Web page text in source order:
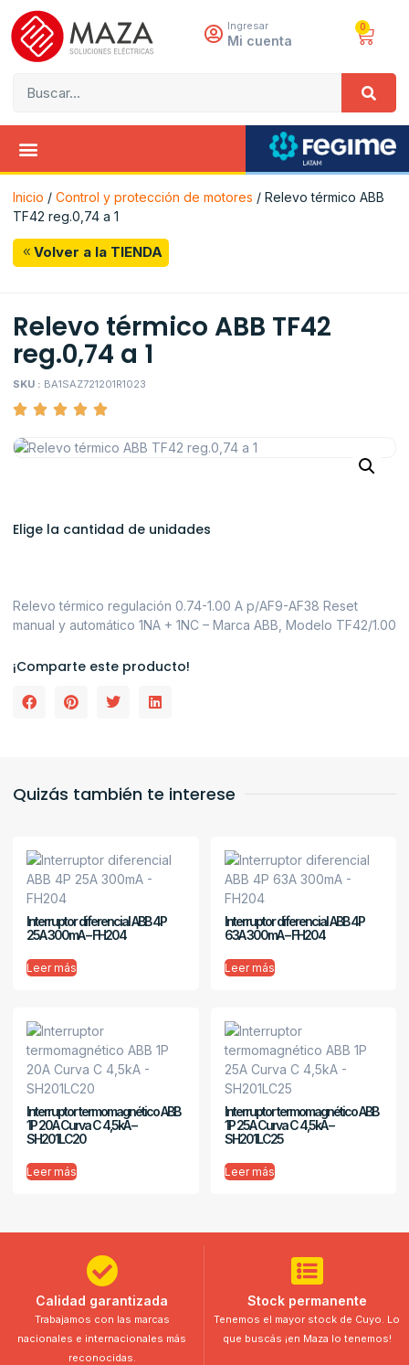
Ingresar
Mi cuenta
0
Inicio / Control y protección de motores / Relevo térmico ABB
TF42 reg.0,74 a 1
Volver a la TIENDA
Relevo térmico ABB TF42
reg.0,74 a 1
SKU : BA1SAZ721201R1023
Elige la cantidad de unidades
Relevo térmico regulación 0.74-1.00 A p/AF9-AF38 Reset
manual y automático 1NA + 1NC – Marca ABB, Modelo TF42/1.00
¡Comparte este producto!
Quizás también te interese
Interruptor diferencial ABB 4P
25A 300mA – FH204
Leer más
Interruptor diferencial ABB 4P
63A 300mA – FH204
Leer más
Interruptor termomagnético ABB
1P 20A Curva C 4,5kA –
SH201LC20
Leer más
Interruptor termomagnético ABB
1P 25A Curva C 4,5kA –
SH201LC25
Leer más
Calidad garantizada
Trabajamos con las marcas
nacionales e internacionales más
reconocidas.
Stock permanente
Tenemos el mayor stock de Cuyo. Lo
que buscás ¡en Maza lo tenemos!